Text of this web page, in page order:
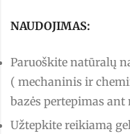
NAUDOJIMAS:
Paruoškite natūralų
( mechaninis ir
bazės pertepimas ant
Užtepkite reikiamą